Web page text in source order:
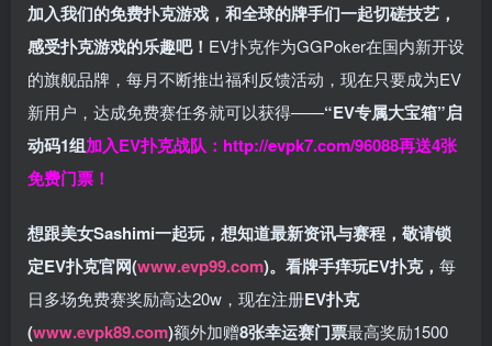
加入我们的免费扑克游戏，和全球的牌手们一起切磋技艺，
感受扑克游戏的乐趣吧！ EV扑克作为GGPoker在国内新开设
的旗舰品牌，每月不断推出福利反馈活动，现在只要成为EV
新用户，达成免费赛任务就可以获得——“EV专属大宝箱”启
动码1组加入EV扑克战队： http://evpk7.com/96088再送4张
免费门票！
想跟美女Sashimi一起玩， 想知道最新资讯与赛程， 敬请锁
定EV扑克官网(www.evp99.com)。 看牌手痒玩EV扑克， 每
日多场免费赛奖励高达20w，现在注册EV扑克
(www.evpk89.com)额外加赠8张幸运赛门票最高奖励1500